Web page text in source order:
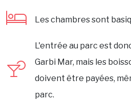
Les chambres sont
L'entrée au parc est
Garbi Mar, mais les
doivent être payées,
parc.